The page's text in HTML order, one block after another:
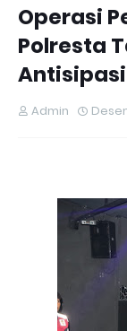
Operasi
Polresta
Admin